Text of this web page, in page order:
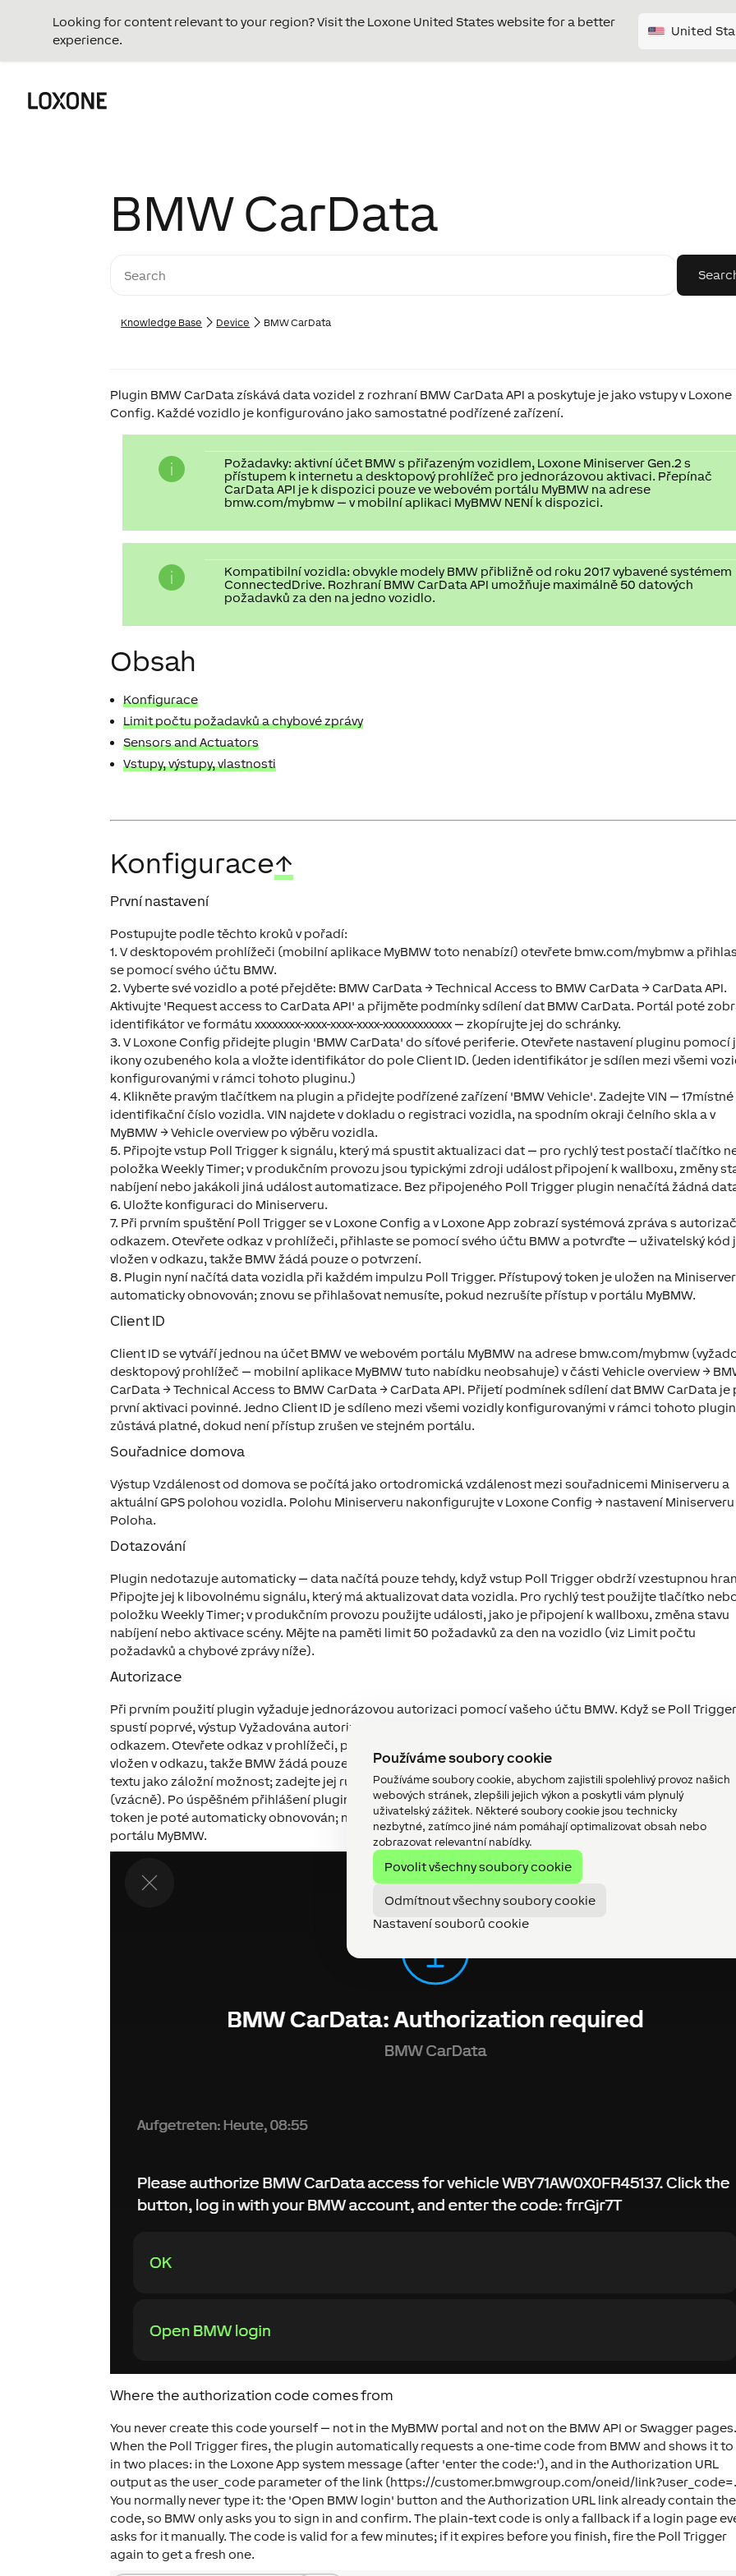
Používáme soubory cookie
Používáme soubory cookie, abychom zajistili spolehlivý provoz našich
webových stránek, zlepšili jejich výkon a poskytli vám plynulý
uživatelský zážitek. Některé soubory cookie jsou technicky
nezbytné, zatímco jiné nám pomáhají optimalizovat obsah nebo
zobrazovat relevantní nabídky.
Povolit všechny soubory cookie
Odmítnout všechny soubory cookie
Nastavení souborů cookie
Looking for content relevant to your region? Visit the Loxone United States website for a better
experience.
United
BMW CarData
Knowledge Base Device BMW CarData
Plugin BMW CarData získává data vozidel z rozhraní BMW CarData API a poskytuje je jako vstupy v Loxone
Config. Každé vozidlo je konfigurováno jako samostatné podřízené zařízení.
Požadavky: aktivní účet BMW s přiřazeným vozidlem, Loxone Miniserver Gen.2 s
přístupem k internetu a desktopový prohlížeč pro jednorázovou aktivaci. Přepínač
CarData API je k dispozici pouze ve webovém portálu MyBMW na adrese
bmw.com/mybmw — v mobilní aplikaci MyBMW NENÍ k dispozici.
Kompatibilní vozidla: obvykle modely BMW přibližně od roku 2017 vybavené systémem
ConnectedDrive. Rozhraní BMW CarData API umožňuje maximálně 50 datových
požadavků za den na jedno vozidlo.
Obsah
Konfigurace
Limit počtu požadavků a chybové zprávy
Sensors and Actuators
Vstupy, výstupy, vlastnosti
Konfigurace↑
První nastavení
Postupujte podle těchto kroků v pořadí:
1. V desktopovém prohlížeči (mobilní aplikace MyBMW toto nenabízí) otevřete bmw.com/mybmw a
se pomocí svého účtu BMW.
2. Vyberte své vozidlo a poté přejděte: BMW CarData → Technical Access to BMW CarData → CarData API.
Aktivujte 'Request access to CarData API' a přijměte podmínky sdílení dat BMW CarData. Portál poté
identifikátor ve formátu xxxxxxxx-xxxx-xxxx-xxxx-xxxxxxxxxxxx — zkopírujte jej do schránky.
3. V Loxone Config přidejte plugin 'BMW CarData' do síťové periferie. Otevřete nastavení pluginu pomocí
ikony ozubeného kola a vložte identifikátor do pole Client ID. (Jeden identifikátor je sdílen mezi všemi
konfigurovanými v rámci tohoto pluginu.)
4. Klikněte pravým tlačítkem na plugin a přidejte podřízené zařízení 'BMW Vehicle'. Zadejte VIN — 17místné
identifikační číslo vozidla. VIN najdete v dokladu o registraci vozidla, na spodním okraji čelního skla a v
MyBMW → Vehicle overview po výběru vozidla.
5. Připojte vstup Poll Trigger k signálu, který má spustit aktualizaci dat — pro rychlý test postačí tlačítko
položka Weekly Timer; v produkčním provozu jsou typickými zdroji událost připojení k wallboxu, změny
nabíjení nebo jakákoli jiná událost automatizace. Bez připojeného Poll Trigger plugin nenačítá žádná
6. Uložte konfiguraci do Miniserveru.
7. Při prvním spuštění Poll Trigger se v Loxone Config a v Loxone App zobrazí systémová zpráva s
odkazem. Otevřete odkaz v prohlížeči, přihlaste se pomocí svého účtu BMW a potvrďte — uživatelský kód
vložen v odkazu, takže BMW žádá pouze o potvrzení.
8. Plugin nyní načítá data vozidla při každém impulzu Poll Trigger. Přístupový token je uložen na
automaticky obnovován; znovu se přihlašovat nemusíte, pokud nezrušíte přístup v portálu MyBMW.
Client ID
Client ID se vytváří jednou na účet BMW ve webovém portálu MyBMW na adrese bmw.com/mybmw
desktopový prohlížeč — mobilní aplikace MyBMW tuto nabídku neobsahuje) v části Vehicle overview →
CarData → Technical Access to BMW CarData → CarData API. Přijetí podmínek sdílení dat BMW CarData je
první aktivaci povinné. Jedno Client ID je sdíleno mezi všemi vozidly konfigurovanými v rámci tohoto
zůstává platné, dokud není přístup zrušen ve stejném portálu.
Souřadnice domova
Výstup Vzdálenost od domova se počítá jako ortodromická vzdálenost mezi souřadnicemi Miniserveru a
aktuální GPS polohou vozidla. Polohu Miniserveru nakonfigurujte v Loxone Config → nastavení
Poloha.
Dotazování
Plugin nedotazuje automaticky — data načítá pouze tehdy, když vstup Poll Trigger obdrží vzestupnou
Připojte jej k libovolnému signálu, který má aktualizovat data vozidla. Pro rychlý test použijte tlačítko
položku Weekly Timer; v produkčním provozu použijte události, jako je připojení k wallboxu, změna stavu
nabíjení nebo aktivace scény. Mějte na paměti limit 50 požadavků za den na vozidlo (viz Limit počtu
požadavků a chybové zprávy níže).
Autorizace
Při prvním použití plugin vyžaduje jednorázovou autorizaci pomocí vašeho účtu BMW. Když se Poll Trigger
spustí poprvé, výstup Vyžadována autorizace přejde na 1 a zobrazí se systémová zpráva s autorizačním
odkazem. Otevřete odkaz v prohlížeči, přihlaste se pomocí svého účtu BMW a potvrďte — uživatelský kód
vložen v odkazu, takže BMW žádá pouze o potvrzení. Stejná zpráva také zobrazuje uživatelský kód v
textu jako záložní možnost; zadejte jej ručně pouze tehdy, pokud o něj přihlašovací stránka skutečně
(vzácně). Po úspěšném přihlášení plugin načte data a výstup Vyžadována autorizace se vrátí na 0.
token je poté automaticky obnovován; nové přihlášení je vyžadováno pouze v případě, že je přístup zrušen
portálu MyBMW.
Where the authorization code comes from
You never create this code yourself — not in the MyBMW portal and not on the BMW API or Swagger pages.
When the Poll Trigger fires, the plugin automatically requests a one-time code from BMW and shows it to
in two places: in the Loxone App system message (after 'enter the code:'), and in the Authorization URL
output as the user_code parameter of the link (https://customer.bmwgroup.com/oneid/
You normally never type it: the 'Open BMW login' button and the Authorization URL link already contain the
code, so BMW only asks you to sign in and confirm. The plain-text code is only a fallback if a login page
asks for it manually. The code is valid for a few minutes; if it expires before you finish, fire the Poll Trigger
again to get a fresh one.